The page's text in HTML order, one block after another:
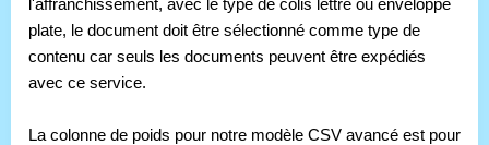
l'affranchissement, avec le type de colis lettre ou enveloppe
plate, le document doit être sélectionné comme type de
contenu car seuls les documents peuvent être expédiés
avec ce service.
La colonne de poids pour notre modèle CSV avancé est pour